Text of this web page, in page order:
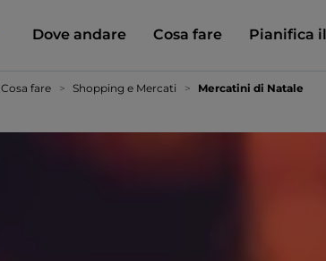
Dove andare Cosa fare Pianifica
Cosa fare Shopping e Mercati Mercatini di Natale